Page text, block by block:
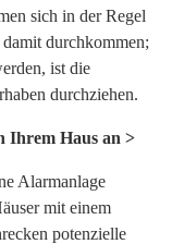
sich in der Regel
durchkommen;
ist die
durchziehen.
Ihrem Haus an >
Alarmanlage
mit einem
potenzielle